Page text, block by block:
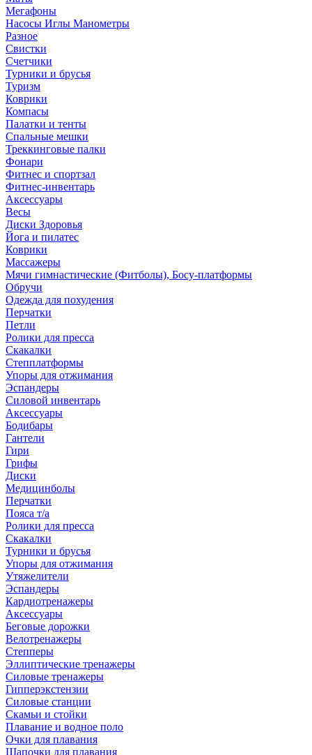
Мегафоны
Насосы Иглы Манометры
Разное
Свистки
Счетчики
Турники и брусья
Туризм
Коврики
Компасы
Палатки и тенты
Спальные мешки
Треккинговые палки
Фонари
Фитнес и спортзал
Фитнес-инвентарь
Аксессуары
Весы
Диски Здоровья
Йога и пилатес
Коврики
Массажеры
Мячи гимнастические (Фитболы), Босу-платформы
Обручи
Одежда для похудения
Перчатки
Петли
Ролики для пресса
Скакалки
Степплатформы
Упоры для отжимания
Эспандеры
Силовой инвентарь
Аксессуары
Бодибары
Гантели
Гири
Грифы
Диски
Медицинболы
Перчатки
Пояса т/а
Ролики для пресса
Скакалки
Турники и брусья
Упоры для отжимания
Утяжелители
Эспандеры
Кардиотренажеры
Аксессуары
Беговые дорожки
Велотренажеры
Степперы
Эллиптические тренажеры
Силовые тренажеры
Гипперэкстензии
Силовые станции
Скамьи и стойки
Плавание и водное поло
Очки для плавания
Шапочки для плавания